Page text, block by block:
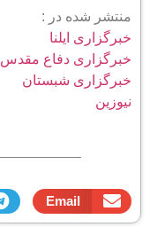
منتشر شده در :
خبرگزاری ایلنا
خبرگزاری دفاع مقدس
خبرگزاری شبستان
نیوزین
Email